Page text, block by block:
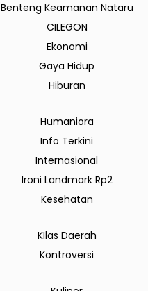
Benteng Keamanan Nataru
CILEGON
Ekonomi
Gaya Hidup
Hiburan
Humaniora
Info Terkini
Internasional
Ironi Landmark Rp2
Kesehatan
KIlas Daerah
Kontroversi